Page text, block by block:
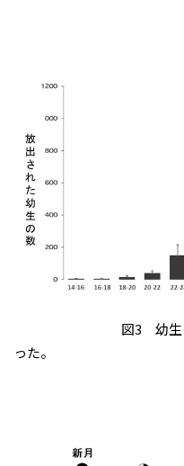
図3 幼生は真夜中
った。